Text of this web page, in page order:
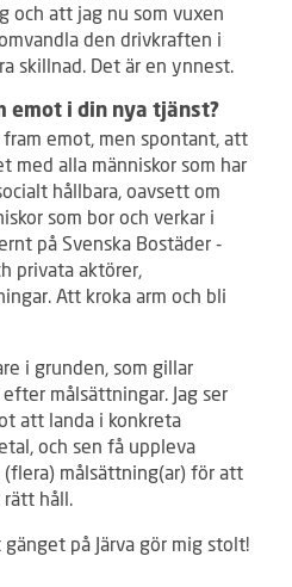
och att jag nu som vuxen
den drivkraften i
skillnad. Det är en ynnest.
emot i din nya tjänst?
fram emot, men spontant, att
med alla människor som har
hållbara, oavsett om
som bor och verkar i
på Svenska Bostäder -
privata aktörer,
Att kroka arm och bli
i grunden, som gillar
målsättningar. Jag ser
att landa i konkreta
och sen få uppleva
målsättning(ar) för att
rätt håll.
på Järva gör mig stolt!